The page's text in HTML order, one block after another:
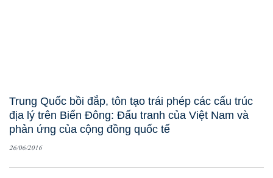
Trung Quốc bồi đắp, tôn tạo trái phép các cấu trúc
địa lý trên Biển Đông: Đấu tranh của Việt Nam và
phản ứng của cộng đồng quốc tế
26/06/2016